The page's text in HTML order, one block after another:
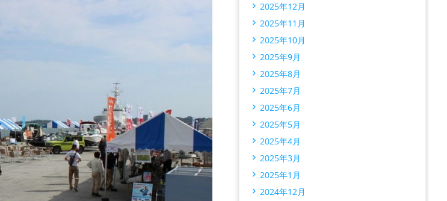
2025年12月
2025年11月
2025年10月
2025年9月
2025年8月
2025年7月
2025年6月
2025年5月
2025年4月
2025年3月
2025年1月
2024年12月